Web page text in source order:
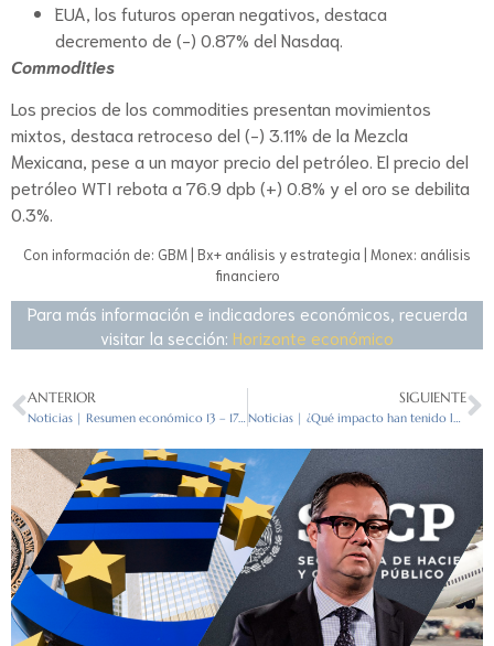
EUA, los futuros operan negativos, destaca
decremento de (-) 0.87% del Nasdaq.
Commodities
Los precios de los commodities presentan movimientos
mixtos, destaca retroceso del (-) 3.11% de la Mezcla
Mexicana, pese a un mayor precio del petróleo. El precio del
petróleo WTI rebota a 76.9 dpb (+) 0.8% y el oro se debilita
0.3%.
Con información de: GBM | Bx+ análisis y estrategia | Monex: análisis
financiero
Para más información e indicadores económicos, recuerda
visitar la sección: Horizonte económico
ANTERIOR
Noticias | Resumen económico 13 – 17 febrero 2023
SIGUIENTE